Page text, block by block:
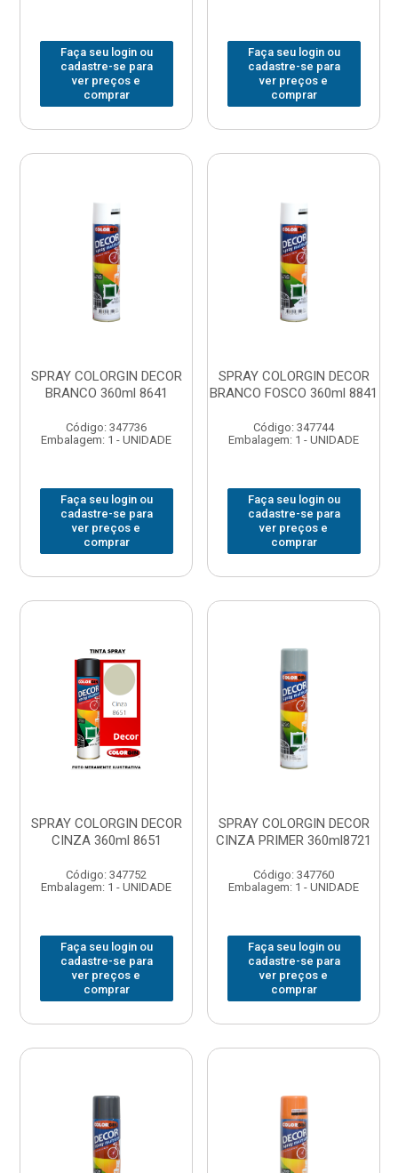
Faça seu login ou
cadastre-se para
ver preços e
comprar
Faça seu login ou
cadastre-se para
ver preços e
comprar
SPRAY COLORGIN DECOR
BRANCO 360ml 8641
Código: 347736
Embalagem: 1 - UNIDADE
Faça seu login ou
cadastre-se para
ver preços e
comprar
SPRAY COLORGIN DECOR
BRANCO FOSCO 360ml 8841
Código: 347744
Embalagem: 1 - UNIDADE
Faça seu login ou
cadastre-se para
ver preços e
comprar
SPRAY COLORGIN DECOR
CINZA 360ml 8651
Código: 347752
Embalagem: 1 - UNIDADE
Faça seu login ou
cadastre-se para
ver preços e
comprar
SPRAY COLORGIN DECOR
CINZA PRIMER 360ml8721
Código: 347760
Embalagem: 1 - UNIDADE
Faça seu login ou
cadastre-se para
ver preços e
comprar